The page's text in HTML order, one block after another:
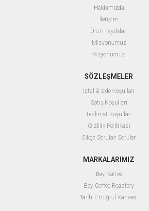
Hakkımızda
İletişim
Ürün Faydaları
Misyonumuz
Vizyonumuz
SÖZLEŞMELER
İptal & İade Koşulları
Satış Koşulları
Teslimat Koşulları
Gizlilik Politikası
Sıkça Sorulan Sorular
MARKALARIMIZ
Bey Kahve
Bey Coffee Roastery
Tarihi Ertuğrul Kahvesi